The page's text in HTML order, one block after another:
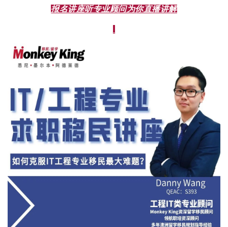
报名讲座听专业顾问为你直播讲解